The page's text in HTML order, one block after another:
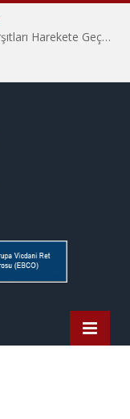
Hiroşima’nın 81. Yılında İtalyan Savaş Karşıtları Harekete Geçti: “Hatırlamak yeterli değil”